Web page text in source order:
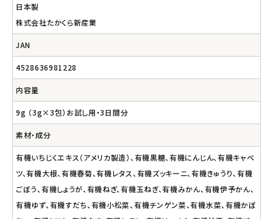
日本製
株式会社たかくら新産業
JAN
4528636981228
内容量
9g （3g×3包）お試し用・3日間分
素材・成分
有機いちじくエキス（アメリカ製造）、有機黒糖、有機にんじん、有機キャベ
ツ、有機大根、有機春菊、有機レタス、有機ズッキーニ、有機きゅうり、有機
ごぼう、有機しょうが、有機ねぎ、有機玉ねぎ、有機みかん、有機伊予かん、
有機ゆず、有機すだち、有機小松菜、有機チンゲン菜、有機水菜、有機かぼ